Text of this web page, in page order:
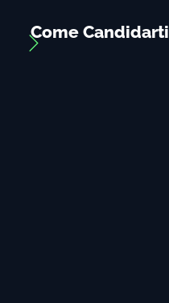
Come Candidarti